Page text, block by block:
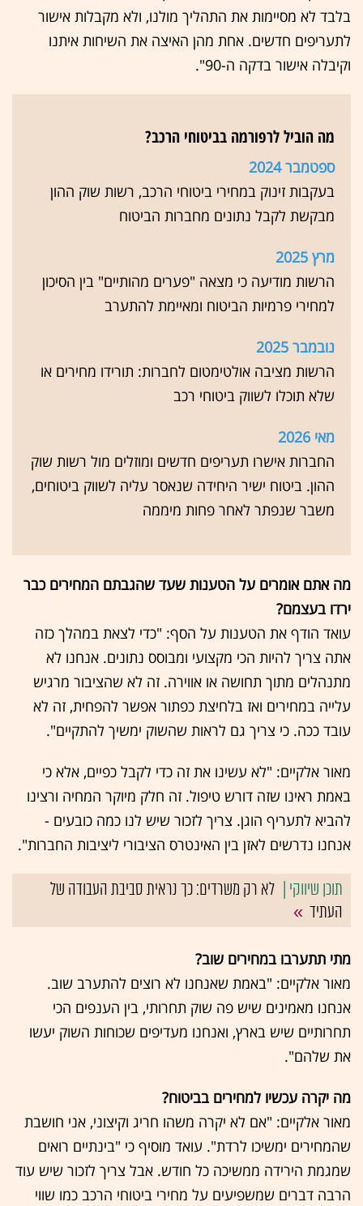
בלבד לא מסיימות את התהליך מולנו, ולא מקבלות אישור
לתעריפים חדשים. ⁠אחת מהן האיצה את השיחות איתנו
וקיבלה אישור בדקה ה-90".
מה הוביל לרפורמה בביטוחי הרכב?
ספטמבר 2024
בעקבות זינוק במחירי ביטוחי הרכב, רשות שוק ההון
מבקשת לקבל נתונים מחברות הביטוח
מרץ 2025
הרשות מודיעה כי מצאה "פערים מהותיים" בין הסיכון
למחירי פרמיות הביטוח ומאיימת להתערב
נובמבר 2025
הרשות מציבה אולטימטום לחברות: תורידו מחירים או
שלא תוכלו לשווק ביטוחי רכב
מאי 2026
החברות אישרו תעריפים חדשים ומוזלים מול רשות שוק
ההון. ביטוח ישיר היחידה שנאסר עליה לשווק ביטוחים,
משבר שנפתר לאחר פחות מיממה
מה אתם אומרים על הטענות שעד שהגבתם המחירים כבר
ירדו בעצמם?
עואד הודף את הטענות על הסף: "כדי לצאת במהלך כזה
אתה צריך להיות הכי מקצועי ומבוסס נתונים. אנחנו לא
מתנהלים מתוך תחושה או אווירה. זה לא שהציבור מרגיש
עלייה במחירים ואז בלחיצת כפתור אפשר להפחית, זה לא
עובד ככה. כי צריך גם לראות שהשוק ימשיך להתקיים".
מאור אלקיים: "לא עשינו את זה כדי לקבל כפיים, אלא כי
באמת ראינו שזה דורש טיפול. זה חלק מיוקר המחיה ורצינו
להביא לתעריף הוגן. צריך לזכור שיש לנו כמה כובעים -
אנחנו נדרשים לאזן בין האינטרס הציבורי ליציבות החברות".
לא רק משרדים: כך נראית סביבת העבודה של
העתיד
מתי תתערבו במחירים שוב?
מאור אלקיים: "באמת שאנחנו לא רוצים להתערב שוב.
אנחנו מאמינים שיש פה שוק תחרותי, בין הענפים הכי
תחרותיים שיש בארץ, ואנחנו מעדיפים שכוחות השוק יעשו
את שלהם".
מה יקרה עכשיו למחירים בביטוח?
מאור אלקיים: "אם לא יקרה משהו חריג וקיצוני, אני חושבת
שהמחירים ימשיכו לרדת". עואד מוסיף כי "בינתיים רואים
שמגמת הירידה ממשיכה כל חודש. אבל צריך לזכור שיש עוד
הרבה דברים שמשפיעים על מחירי ביטוחי הרכב כמו שווי